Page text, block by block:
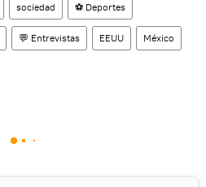
sociedad ⚽ Deportes
💬 Entrevistas EEUU México